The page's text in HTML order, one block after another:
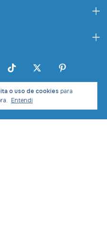
o uso de cookies para
Entendi